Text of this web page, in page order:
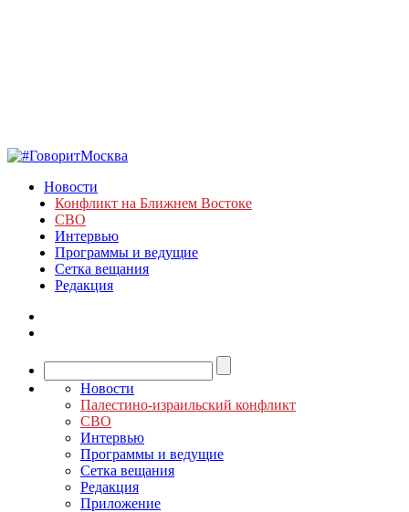
Новости
Конфликт на Ближнем Востоке
СВО
Интервью
Программы и ведущие
Сетка вещания
Редакция
Новости
Палестино-израильский конфликт
СВО
Интервью
Программы и ведущие
Сетка вещания
Редакция
Приложение